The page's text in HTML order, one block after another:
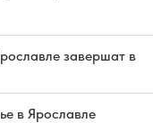
завершат в
в Ярославле